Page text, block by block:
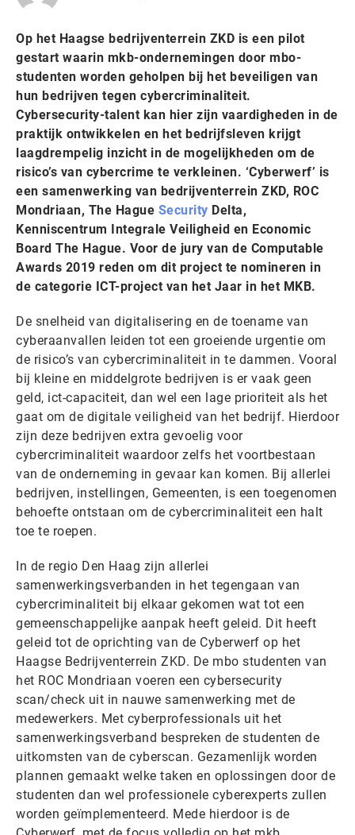
Op het Haagse bedrijventerrein ZKD is een pilot
gestart waarin mkb-ondernemingen door mbo-
studenten worden geholpen bij het beveiligen van
hun bedrijven tegen cybercriminaliteit.
Cybersecurity-talent kan hier zijn vaardigheden in de
praktijk ontwikkelen en het bedrijfsleven krijgt
laagdrempelig inzicht in de mogelijkheden om de
risico’s van cybercrime te verkleinen. ‘Cyberwerf’ is
een samenwerking van bedrijventerrein ZKD, ROC
Mondriaan, The Hague Security Delta,
Kenniscentrum Integrale Veiligheid en Economic
Board The Hague. Voor de jury van de Computable
Awards 2019 reden om dit project te nomineren in
de categorie ICT-project van het Jaar in het MKB.
De snelheid van digitalisering en de toename van
cyberaanvallen leiden tot een groeiende urgentie om
de risico’s van cybercriminaliteit in te dammen. Vooral
bij kleine en middelgrote bedrijven is er vaak geen
geld, ict-capaciteit, dan wel een lage prioriteit als het
gaat om de digitale veiligheid van het bedrijf. Hierdoor
zijn deze bedrijven extra gevoelig voor
cybercriminaliteit waardoor zelfs het voortbestaan
van de onderneming in gevaar kan komen. Bij allerlei
bedrijven, instellingen, Gemeenten, is een toegenomen
behoefte ontstaan om de cybercriminaliteit een halt
toe te roepen.
In de regio Den Haag zijn allerlei
samenwerkingsverbanden in het tegengaan van
cybercriminaliteit bij elkaar gekomen wat tot een
gemeenschappelijke aanpak heeft geleid. Dit heeft
geleid tot de oprichting van de Cyberwerf op het
Haagse Bedrijventerrein ZKD. De mbo studenten van
het ROC Mondriaan voeren een cybersecurity
scan/check uit in nauwe samenwerking met de
medewerkers. Met cyberprofessionals uit het
samenwerkingsverband bespreken de studenten de
uitkomsten van de cyberscan. Gezamenlijk worden
plannen gemaakt welke taken en oplossingen door de
studenten dan wel professionele cyberexperts zullen
worden geïmplementeerd. Mede hierdoor is de